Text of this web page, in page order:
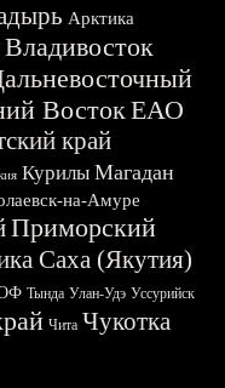
Арктика
Владивосток
ВостокЕАО
край
Курилы Магадан
на-Амуре
Приморский
Саха (Якутия)
Тында Улан-Удэ Уссурийск
Чита Чукотка